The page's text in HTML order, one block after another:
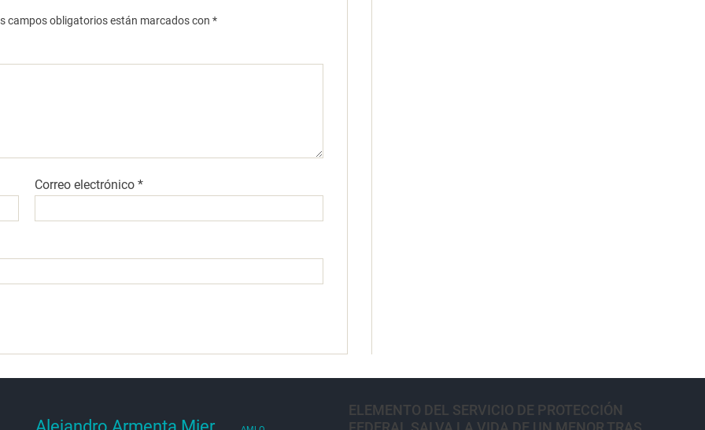
campos obligatorios están marcados con *
Correo electrónico*
Alejandro Armenta Mier
ELEMENTO DEL SERVICIO DE PROTECCIÓN